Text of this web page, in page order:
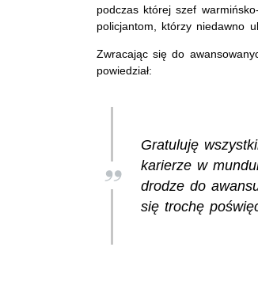
podczas której szef
policjantom, którzy niedawno
Zwracając się do
powiedział:
Gratuluję
karierze w
drodze do
się trochę